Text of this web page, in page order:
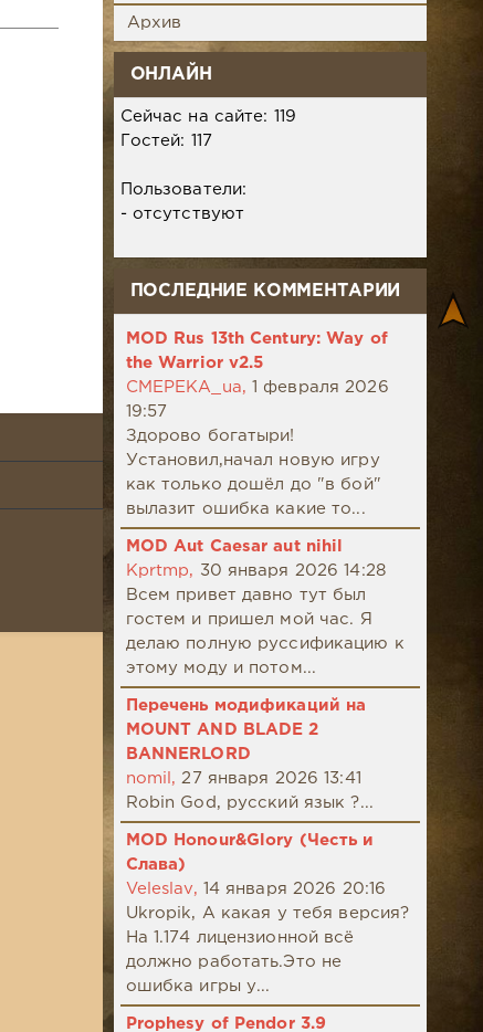
Архив
ОНЛАЙН
Сейчас на сайте: 119
Гостей: 117
Пользователи:
- отсутствуют
ПОСЛЕДНИЕ КОММЕНТАРИИ
MOD Rus 13th Century: Way of
the Warrior v2.5
CMEPEKA_ua,
1 февраля 2026
19:57
Здорово богатыри!
Установил,начал новую игру
как только дошёл до "в бой"
вылазит ошибка какие то...
MOD Aut Caesar aut nihil
Kprtmp,
30 января 2026 14:28
Всем привет давно тут был
гостем и пришел мой час. Я
делаю полную руссификацию к
этому моду и потом...
Перечень модификаций на
MOUNT AND BLADE 2
BANNERLORD
nomil, 27 января 2026 13:41
Robin God, русский язык ?...
MOD Honour&Glory (Честь и
Слава)
Veleslav,
14 января 2026 20:16
Ukropik, А какая у тебя версия?
На 1.174 лицензионной всё
должно работать.Это не
ошибка игры у...
Prophesy of Pendor 3.9